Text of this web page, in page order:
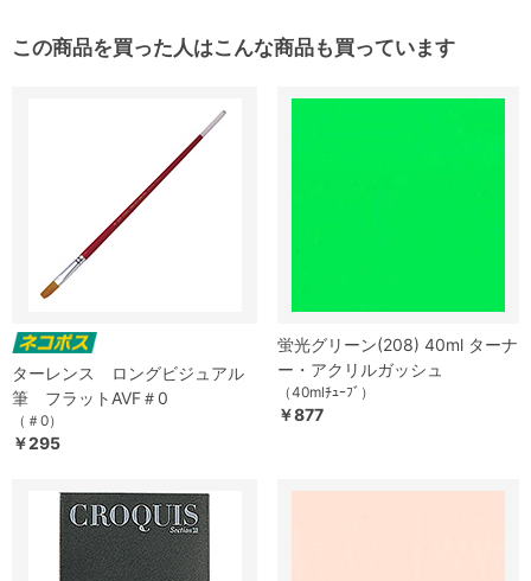
この商品を買った人はこんな商品も買っています
ターレンス ロングビジュアル
筆 フラットAVF＃0
（＃0）
￥295
蛍光グリーン(208) 40ml ターナ
ー・アクリルガッシュ
（40mlﾁｭｰﾌﾞ）
￥877